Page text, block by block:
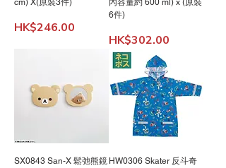
cm) X(原裝3件)
價格
HK$246.00
內容量約 600 ml) x (原裝
6件)
價格
HK$302.00
SX0843 San-X 鬆弛熊鏡 HW0306 Skater 反斗奇